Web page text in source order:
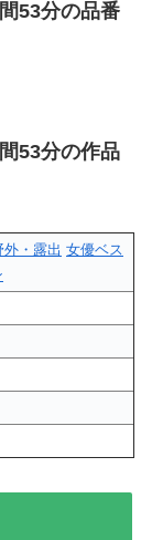
53分の品番
53分の作品
外・露出 女優ベス